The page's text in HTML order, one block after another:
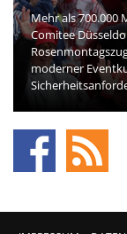
Mehr als 700.000
Comitee
moderner